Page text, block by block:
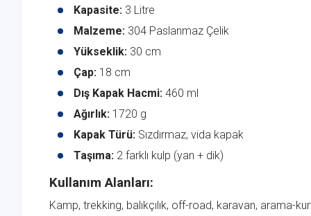
Kapasite: 3 Litre
Malzeme: 304 Paslanmaz Çelik
Yükseklik: 30 cm
Çap: 18 cm
Dış Kapak Hacmi: 460 ml
Ağırlık: 1720 g
Kapak Türü: Sızdırmaz, vida kapak
Taşıma: 2 farklı kulp (yan + dik)
Kullanım Alanları:
Kamp, trekking, balıkçılık, off-road, karavan, arama-